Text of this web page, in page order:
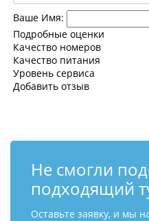
Ваше Имя:
Подробные оценки
Качество номеров
Качество питания
Уровень сервиса
Добавить отзыв
Не смогли
подходящий
Оставьте заявку, и мы